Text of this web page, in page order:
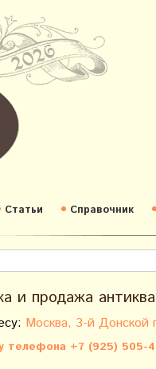
Статьи Справочник
и продажа
Москва, 3-й Донской
телефона +7 (925) 505-